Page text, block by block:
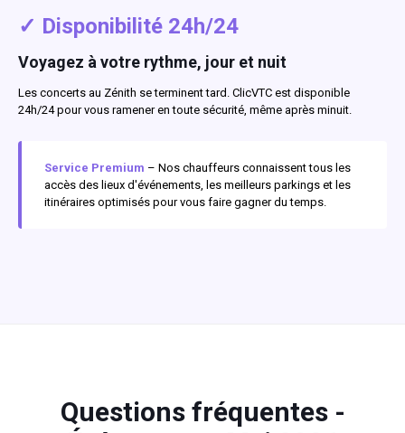
✓ Disponibilité 24h/24
Voyagez à votre rythme, jour et nuit
Les concerts au Zénith se terminent tard. ClicVTC est disponible
24h/24 pour vous ramener en toute sécurité, même après minuit.
Service Premium – Nos chauffeurs connaissent tous les
accès des lieux d'événements, les meilleurs parkings et les
itinéraires optimisés pour vous faire gagner du temps.
Questions fréquentes -